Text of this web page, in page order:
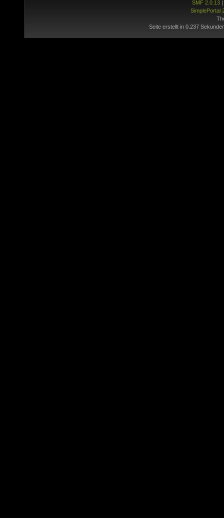
SMF 2.0.13|
SimplePortal
Seite erstellt in 0.237